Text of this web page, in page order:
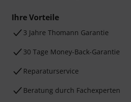
Ihre Vorteile
3 Jahre Thomann Garantie
30 Tage Money-Back-Garantie
Reparaturservice
Beratung durch Fachexperten